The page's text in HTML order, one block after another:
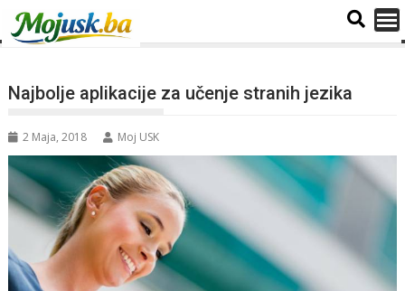
Najbolje aplikacije za učenje stranih jezika
2 Maja, 2018 Moj USK